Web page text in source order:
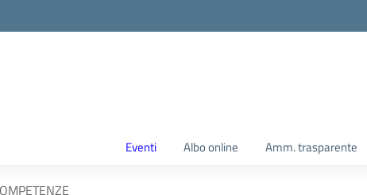
Eventi Albo online Amm. trasparente